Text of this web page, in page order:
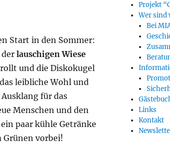
Start in den Sommer:
lauschigen Wiese
und die Diskokugel
leibliche Wohl und
für das
Menschen und den
paar kühle Getränke
vorbei!
Projekt
Wer sind
Bei
Links
Kontakt